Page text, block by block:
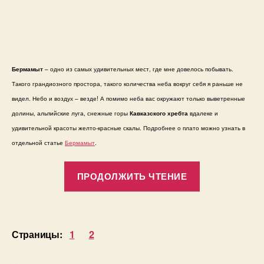
Бермамыт – одно из самых удивительных мест, где мне довелось побывать.
Такого грандиозного простора, такого количества неба вокруг себя я раньше не
видел. Небо и воздух – везде! А помимо неба вас окружают только выветренные
долины, альпийские луга, снежные горы Кавказского хребта вдалеке и
удивительной красоты желто-красные скалы. Подробнее о плато можно узнать в
отдельной статье Бермамыт.
ПРОДОЛЖИТЬ ЧТЕНИЕ
Страницы: 1 2